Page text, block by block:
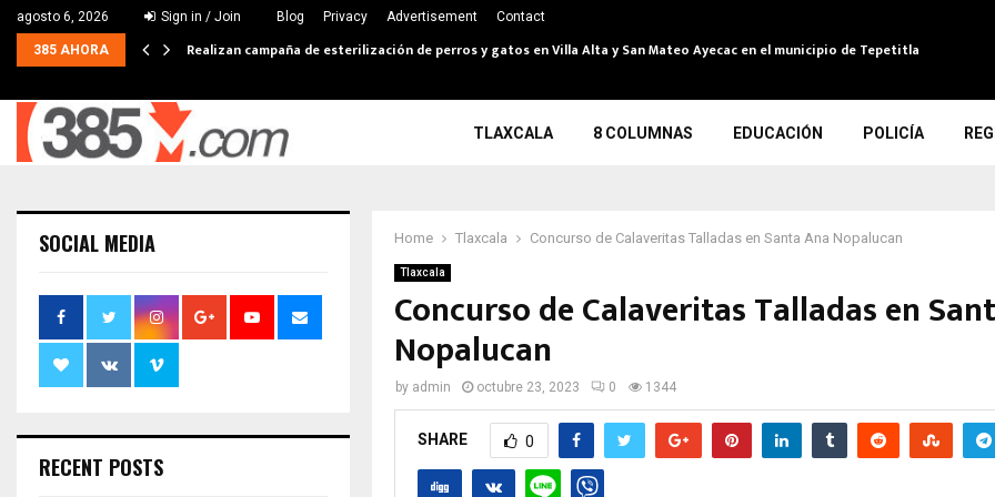
agosto 6, 2026 Sign in / Join Blog Privacy Advertisement Contact
385 AHORA Realizan campaña de esterilización de perros y gatos en Villa Alta y San Mateo Ayecac en el municipio de Tepetitla
TLAXCALA 8 COLUMNAS EDUCACIÓN POLICÍA
Home Tlaxcala Concurso de Calaveritas Talladas en Santa Ana Nopalucan
Tlaxcala
Concurso de Calaveritas Talladas en
Nopalucan
by admin octubre 23, 2023 0 1344
SHARE 0
SOCIAL MEDIA
RECENT POSTS